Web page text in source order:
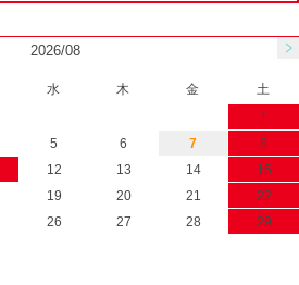
2026/08
水 木 金
土
1
5 6 7
8
12 13 14
15
19 20 21
22
26 27 28
29